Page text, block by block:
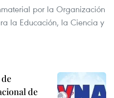
por la Organización
la Educación, la Ciencia y
de